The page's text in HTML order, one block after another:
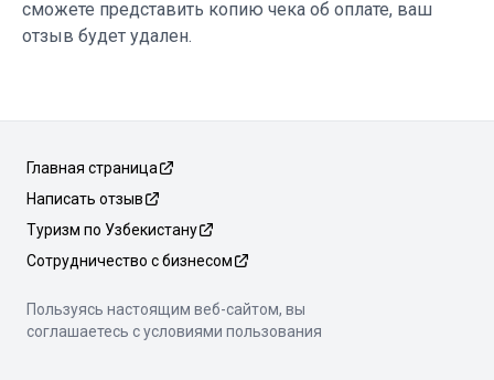
сможете представить копию чека об оплате, ваш
отзыв будет удален.
Главная страница
Написать отзыв
Туризм по Узбекистану
Сотрудничество с бизнесом
Пользуясь настоящим веб-сайтом, вы
соглашаетесь с условиями пользования